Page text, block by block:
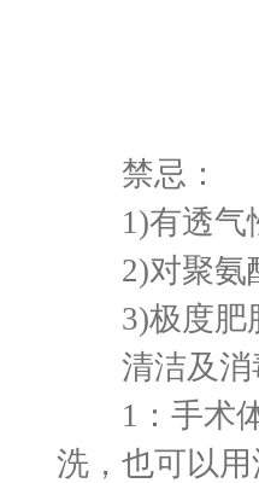
禁忌：
1)有透气性
2)对聚氨酯
3)极度肥胖
清洁及消
1：手术体
洗，也可以